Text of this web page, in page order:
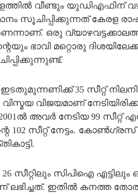
വീണ്ടും യുഡിഎഫിന്
സൂചിപ്പിക്കുന്നത് കേരള
ഒരു
ഭാവി മറ്റൊരു
35 സീറ്റ്
വിജയമാണ്
അവര്‍ നേടിയ 99 സീറ്റ്
102 സീറ്റ് നേട്ടം. കോണ്‍ഗ്രസ്
സീറ്റിലും സിപിഐ എട്ടിലും
ലഭിച്ചത്. ഇതില്‍ കനത്ത